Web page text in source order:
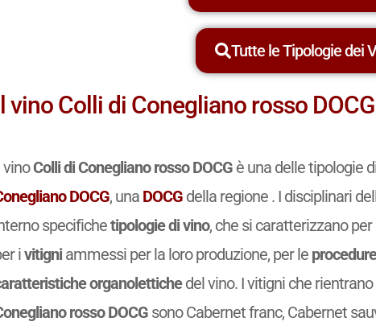
Tutte le Tipologie dei
vino Colli di Conegliano rosso DOCG
vinoColli di Conegliano rosso DOCG è una delle tipologie
DOCG, una DOCG della regione . I disciplinari
specifichetipologie di vino, che si caratterizzano
ivitigniammessi per la loro produzione, per le
organolettichedel vino. I vitigni che
rosso DOCG sono Cabernet franc, Cabernet